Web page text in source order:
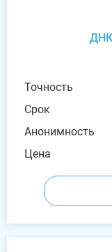
Точность
Срок
Анонимность
Цена